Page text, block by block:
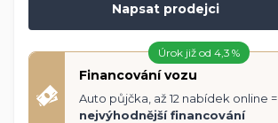
Napsat prodejci
Úrok již od 4,3 %
Financování vozu
Auto půjčka, až 12 nabídek online =
nejvýhodnější financování